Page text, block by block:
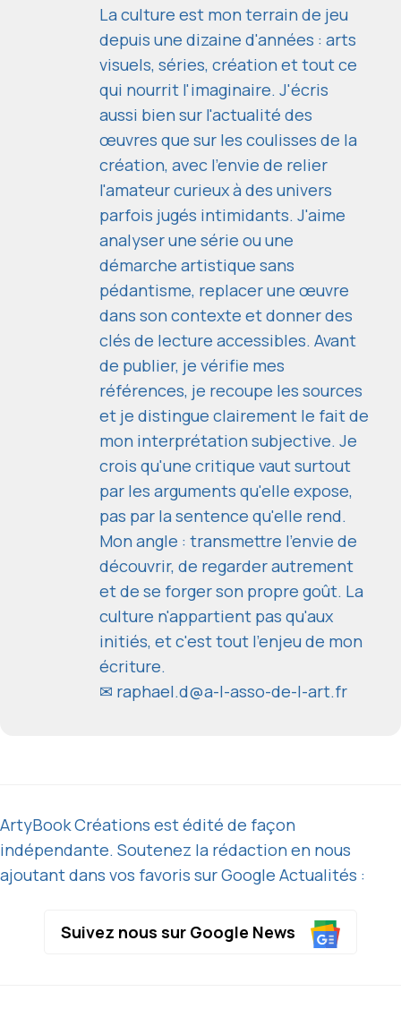
La culture est mon terrain de jeu
depuis une dizaine d'années : arts
visuels, séries, création et tout ce
qui nourrit l'imaginaire. J'écris
aussi bien sur l'actualité des
œuvres que sur les coulisses de la
création, avec l'envie de relier
l'amateur curieux à des univers
parfois jugés intimidants. J'aime
analyser une série ou une
démarche artistique sans
pédantisme, replacer une œuvre
dans son contexte et donner des
clés de lecture accessibles. Avant
de publier, je vérifie mes
références, je recoupe les sources
et je distingue clairement le fait de
mon interprétation subjective. Je
crois qu'une critique vaut surtout
par les arguments qu'elle expose,
pas par la sentence qu'elle rend.
Mon angle : transmettre l'envie de
découvrir, de regarder autrement
et de se forger son propre goût. La
culture n'appartient pas qu'aux
initiés, et c'est tout l'enjeu de mon
écriture.
✉ raphael.d@a-l-asso-de-l-art.fr
ArtyBook Créations est édité de façon
indépendante. Soutenez la rédaction en nous
ajoutant dans vos favoris sur Google Actualités :
Suivez nous sur Google News